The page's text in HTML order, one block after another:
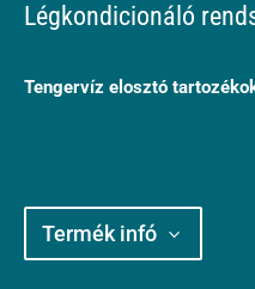
Légkondicionáló
Tengervíz elosztó
Termék infó